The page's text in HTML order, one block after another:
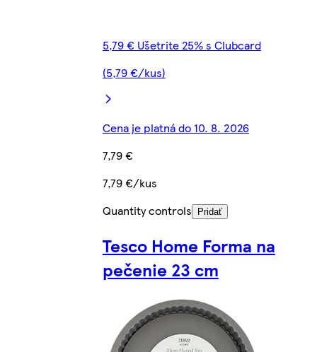
5,79 € Ušetrite 25% s Clubcard
(5,79 €/kus)
Cena je platná do 10. 8. 2026
7,79 €
7,79 €/kus
Quantity controls
Pridať
Tesco Home Forma na
pečenie 23 cm